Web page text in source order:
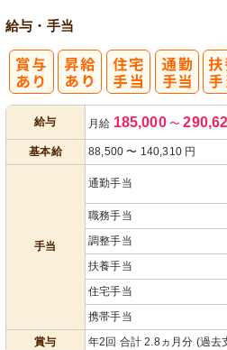
給与・手当
給与 月給 185,000 〜
基本給 88,500 〜 140,310円
手当
通勤手当
職務手当
調整手当
扶養手当
住宅手当
携帯手当
賞与
年2回 合計 2.8ヵ月分 (過去